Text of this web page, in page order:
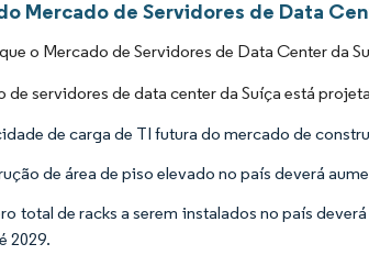
Mercado de Servidores de Data
o Mercado de Servidores de Data Center da
de servidores de data center da Suíça está
de carga de TI futura do mercado de
de área de piso elevado no país deverá
total de racks a serem instalados no país
2029.